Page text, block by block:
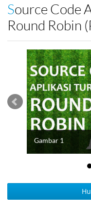
Source Code Aplikasi Turnamen
Round Robin
Gambar 1